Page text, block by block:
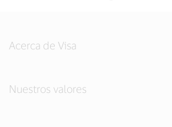
Acerca de Visa
Nuestros valores